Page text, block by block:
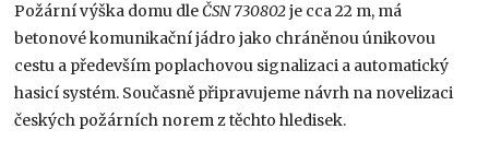
Požární výška domu dleČSN 730802je cca 22 m, má
betonové komunikační jádro jako chráněnou únikovou
cestu a především poplachovou signalizaci a automatický
hasicí systém. Současně připravujeme návrh na novelizaci
českých požárních norem z těchto hledisek.